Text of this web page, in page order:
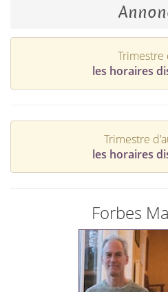
Trimestre
les horaires
Trimestre
les horaires
Forbes